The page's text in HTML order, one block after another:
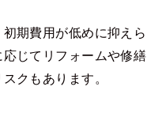
期費用が低めに抑えら
じてリフォームや修繕
クもあります。